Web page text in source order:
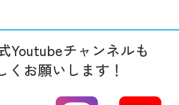
Youtubeチャンネルも
くお願いします！